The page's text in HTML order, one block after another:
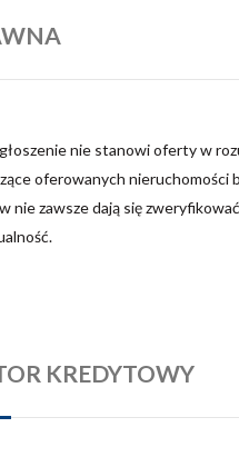
nie stanowi oferty w
oferowanych nieruchomości
nie zawsze dają się
KREDYTOWY